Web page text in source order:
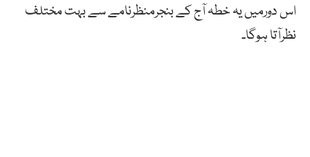
اس دورمیں یہ خطہ آج کے بنجرمنظرنامے سے بہت مختلف
نظرآتا ہوگا۔